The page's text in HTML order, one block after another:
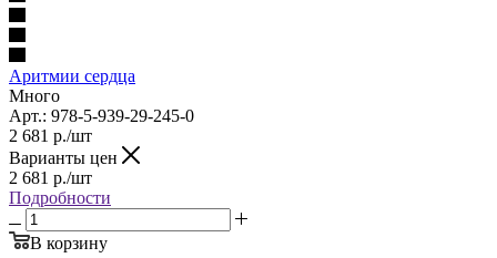
Аритмии сердца
Много
Арт.: 978-5-939-29-245-0
2 681 р./шт
Варианты цен
2 681 р./шт
Подробности
В корзину